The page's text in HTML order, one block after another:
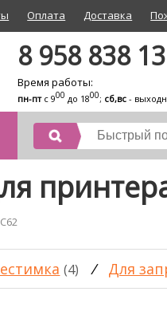
Оплата Доставка
8 958 838
Время работы:
пн-птс 900 до 1800; сб,вс -
(4) / Для